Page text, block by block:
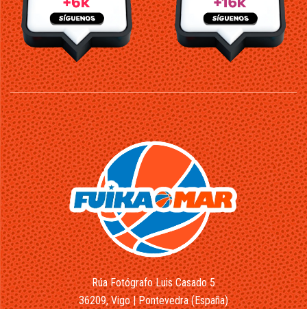
Rúa Fotógrafo Luis Casado 5
36209, Vigo | Pontevedra (España)